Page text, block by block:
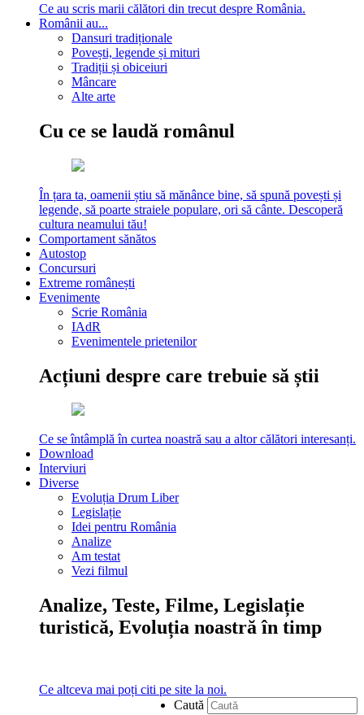
Ce au scris marii călători din trecut despre România.
Românii au...
Dansuri tradiționale
Povești, legende și mituri
Tradiții și obiceiuri
Mâncare
Alte arte
Cu ce se laudă românul
În țara ta, oamenii știu să mănânce bine, să spună povești și
legende, să poarte straiele populare, ori să cânte. Descoperă
cultura neamului tău!
Comportament sănătos
Autostop
Concursuri
Extreme românești
Evenimente
Scrie România
IAdR
Evenimentele prietenilor
Acțiuni despre care trebuie să știi
Ce se întâmplă în curtea noastră sau a altor călători interesanți.
Download
Interviuri
Diverse
Evoluția Drum Liber
Legislație
Idei pentru România
Analize
Am testat
Vezi filmul
Analize, Teste, Filme, Legislație
turistică, Evoluția noastră în timp
Ce altceva mai poți citi pe site la noi.
Caută